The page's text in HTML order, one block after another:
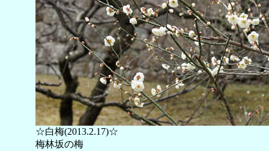
☆白梅(2013.2.17)☆
梅林坂の梅